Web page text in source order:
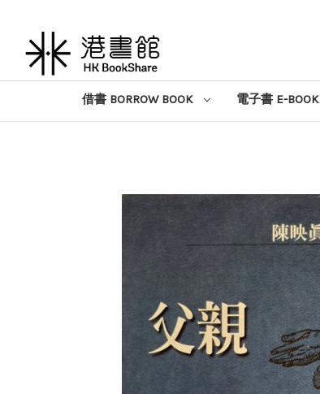
借書 BORROW BOOK 電子書 E-BOOK